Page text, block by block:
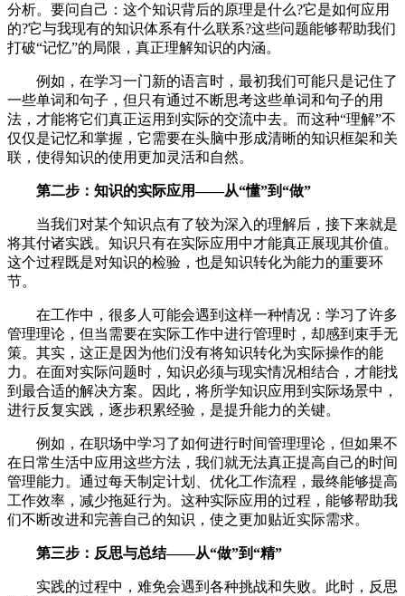
分析。要问自己：这个知识背后的原理是什么?它是如何应用
的?它与我现有的知识体系有什么联系?这些问题能够帮助我们
打破“记忆”的局限，真正理解知识的内涵。
例如，在学习一门新的语言时，最初我们可能只是记住了
一些单词和句子，但只有通过不断思考这些单词和句子的用
法，才能将它们真正运用到实际的交流中去。而这种“理解”不
仅仅是记忆和掌握，它需要在头脑中形成清晰的知识框架和关
联，使得知识的使用更加灵活和自然。
第二步：知识的实际应用——从“懂”到“做”
当我们对某个知识点有了较为深入的理解后，接下来就是
将其付诸实践。知识只有在实际应用中才能真正展现其价值。
这个过程既是对知识的检验，也是知识转化为能力的重要环
节。
在工作中，很多人可能会遇到这样一种情况：学习了许多
管理理论，但当需要在实际工作中进行管理时，却感到束手无
策。其实，这正是因为他们没有将知识转化为实际操作的能
力。在面对实际问题时，知识必须与现实情况相结合，才能找
到最合适的解决方案。因此，将所学知识应用到实际场景中，
进行反复实践，逐步积累经验，是提升能力的关键。
例如，在职场中学习了如何进行时间管理理论，但如果不
在日常生活中应用这些方法，我们就无法真正提高自己的时间
管理能力。通过每天制定计划、优化工作流程，最终能够提高
工作效率，减少拖延行为。这种实际应用的过程，能够帮助我
们不断改进和完善自己的知识，使之更加贴近实际需求。
第三步：反思与总结——从“做”到“精”
实践的过程中，难免会遇到各种挑战和失败。此时，反思